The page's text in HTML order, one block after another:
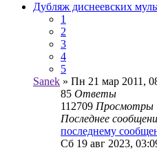
Дубляж диснеевских
1
2
3
4
5
Sanek » Пн 21 мар 2011,
85 Ответы
112709 Просмотры
Последнее
последнему
Сб 19 авг 2023,